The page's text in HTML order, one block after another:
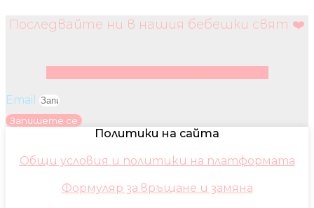
Последвайте ни в нашия бебешки свят ❤️
Email
Запишете се
Политики на сайта
Общи условия и политики на платформата
Формуляр за връщане и замяна